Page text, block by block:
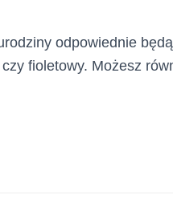
odpowiednie
fioletowy. Możesz